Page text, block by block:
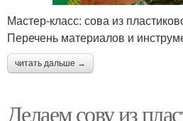
Мастер-класс: сова из
Перечень материалов и
читать дальше →
Делаем сову из